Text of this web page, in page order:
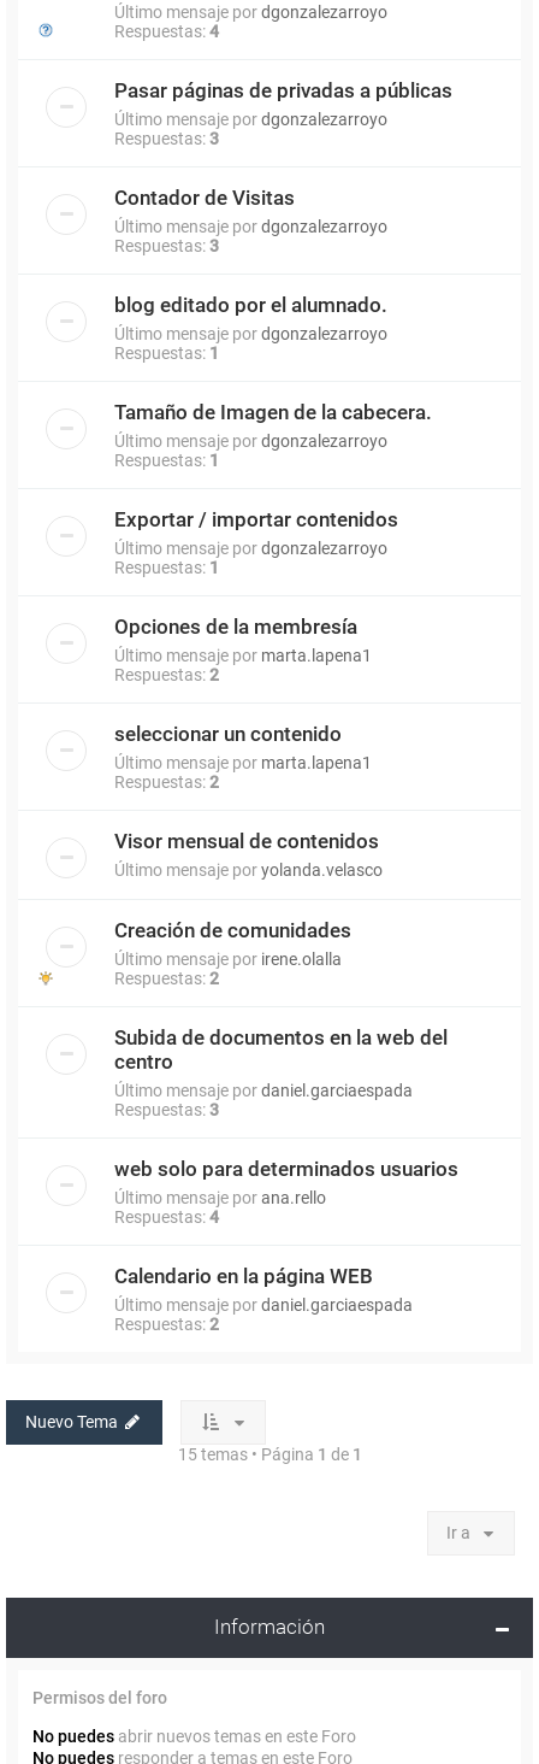
Último mensaje pordgonzalezarroyo
Respuestas:4
Pasar páginas de privadas a públicas
Último mensaje pordgonzalezarroyo
Respuestas:3
Contador de Visitas
Último mensaje pordgonzalezarroyo
Respuestas:3
blog editado por el alumnado.
Último mensaje pordgonzalezarroyo
Respuestas: 1
Tamaño de Imagen de la cabecera.
Último mensaje pordgonzalezarroyo
Respuestas: 1
Exportar / importar contenidos
Último mensaje pordgonzalezarroyo
Respuestas: 1
Opciones de la membresía
Último mensaje por marta.lapena1
Respuestas:2
seleccionar un contenido
Último mensaje por marta.lapena1
Respuestas:2
Visor mensual de contenidos
Último mensaje poryolanda.velasco
Creación de comunidades
Último mensaje por irene.olalla
Respuestas:2
Subida de documentos en la web del
centro
Último mensaje pordaniel.garciaespada
Respuestas:3
web solo para determinados usuarios
Último mensaje porana.rello
Respuestas:4
Calendario en la página WEB
Último mensaje pordaniel.garciaespada
Respuestas:2
Nuevo Tema
15 temas • Página 1 de 1
Ir a
Información
Permisos del foro
No puedes abrir nuevos temas en este Foro
No puedes responder a temas en este Foro